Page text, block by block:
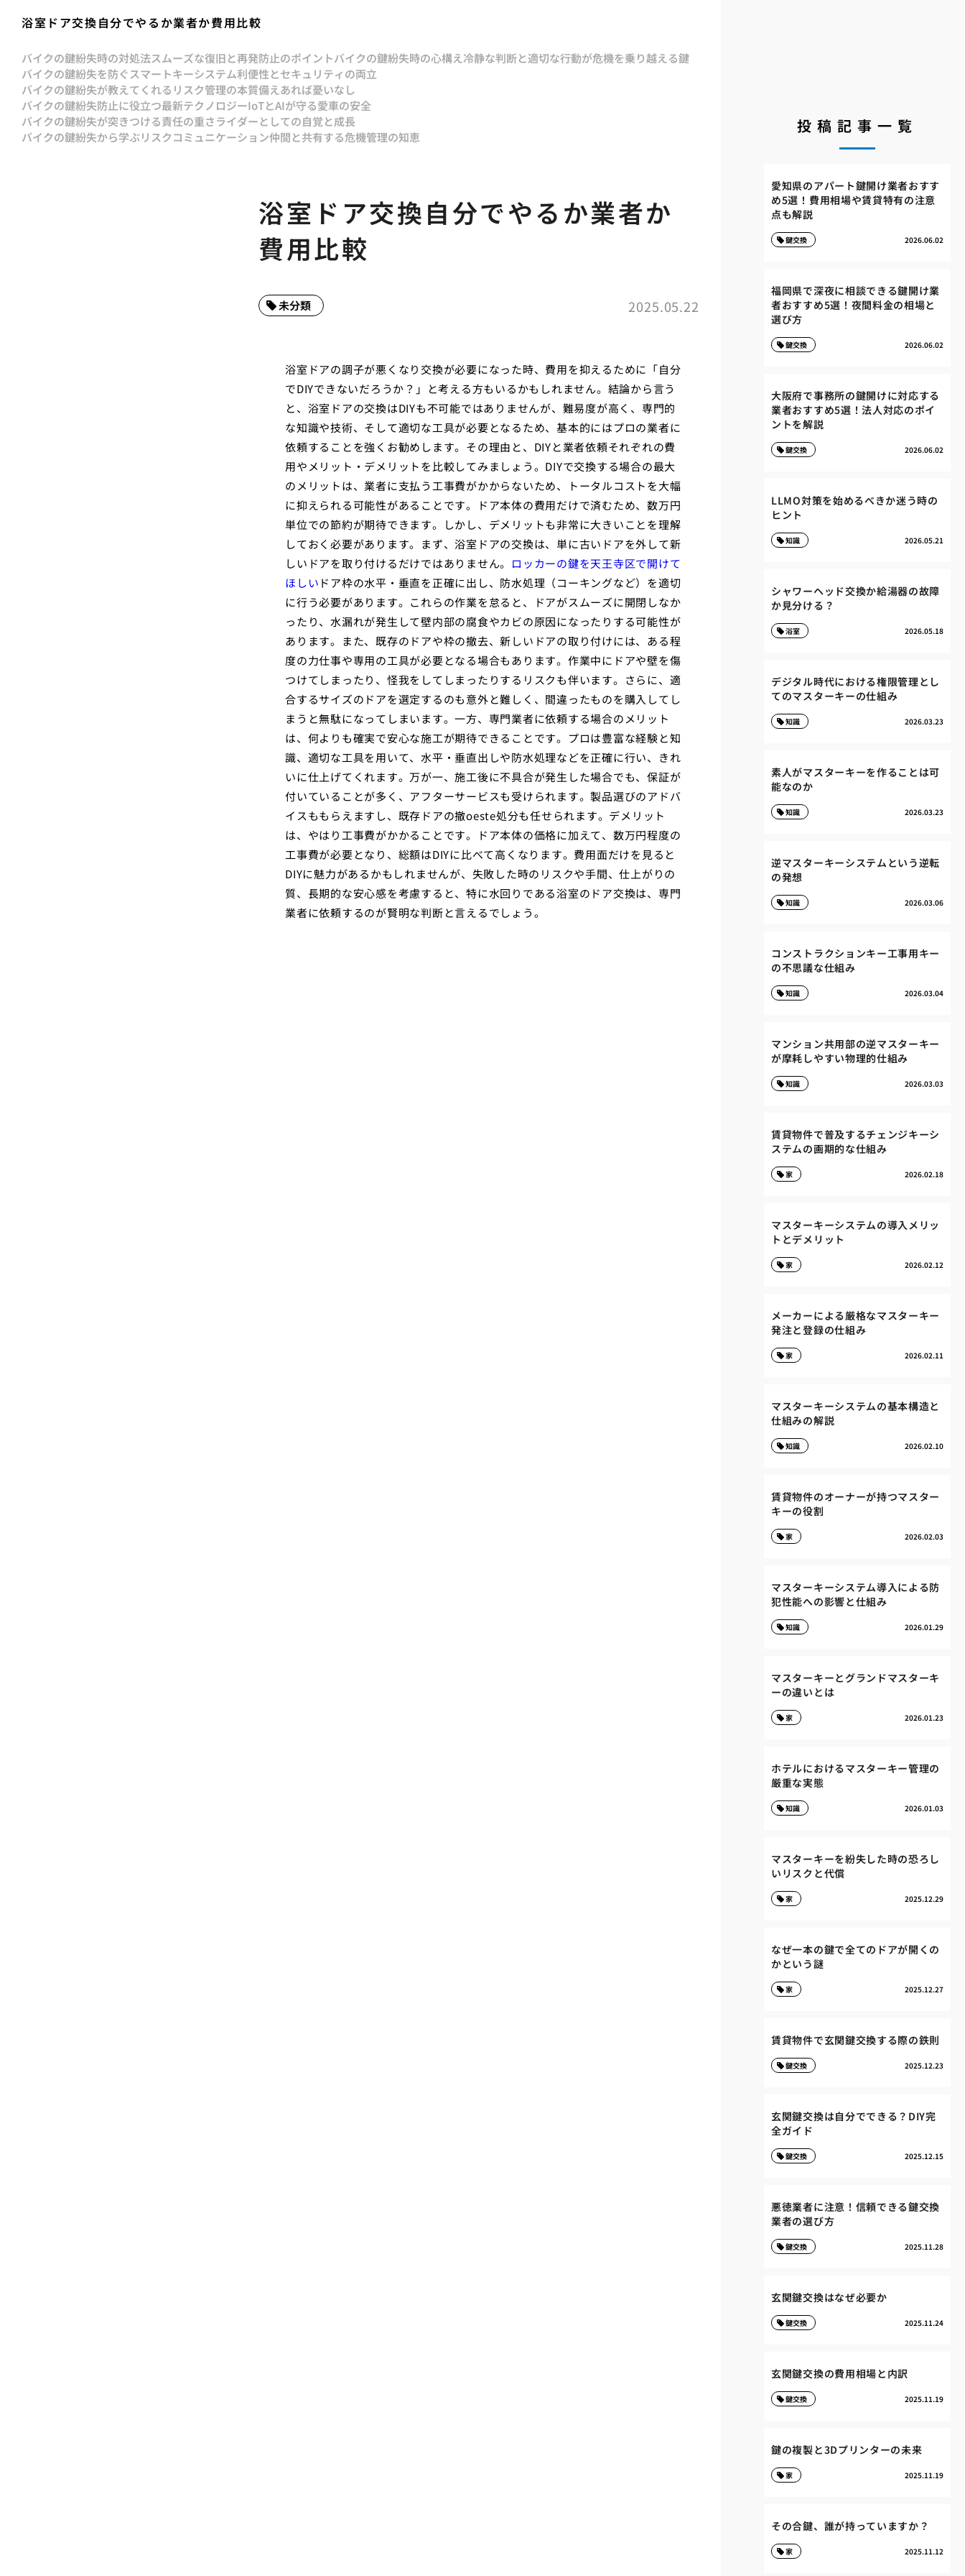
浴室ドア交換自分でやるか業者か費用比較
バイクの鍵紛失時の対処法スムーズな復旧と再発防止のポイントバイクの鍵紛失時の心構え冷静な判断と適切な行動が危機を乗り越える鍵
バイクの鍵紛失を防ぐスマートキーシステム利便性とセキュリティの両立
バイクの鍵紛失が教えてくれるリスク管理の本質備えあれば憂いなし
バイクの鍵紛失防止に役立つ最新テクノロジーIoTとAIが守る愛車の安全
バイクの鍵紛失が突きつける責任の重さライダーとしての自覚と成長
バイクの鍵紛失から学ぶリスクコミュニケーション仲間と共有する危機管理の知恵
浴室ドア交換自分でやるか業者か
費用比較
2025.05.22
未分類
浴室ドアの調子が悪くなり交換が必要になった時、費用を抑えるために「自分
でDIYできないだろうか？」と考える方もいるかもしれません。結論から言う
と、浴室ドアの交換はDIYも不可能ではありませんが、難易度が高く、専門的
な知識や技術、そして適切な工具が必要となるため、基本的にはプロの業者に
依頼することを強くお勧めします。その理由と、DIYと業者依頼それぞれの費
用やメリット・デメリットを比較してみましょう。DIYで交換する場合の最大
のメリットは、業者に支払う工事費がかからないため、トータルコストを大幅
に抑えられる可能性があることです。ドア本体の費用だけで済むため、数万円
単位での節約が期待できます。しかし、デメリットも非常に大きいことを理解
しておく必要があります。まず、浴室ドアの交換は、単に古いドアを外して新
しいドアを取り付けるだけではありません。 ロッカーの鍵を天王寺区で開けて
ほしい ドア枠の水平・垂直を正確に出し、防水処理（コーキングなど）を適切
に行う必要があります。これらの作業を怠ると、ドアがスムーズに開閉しなか
ったり、水漏れが発生して壁内部の腐食やカビの原因になったりする可能性が
あります。また、既存のドアや枠の撤去、新しいドアの取り付けには、ある程
度の力仕事や専用の工具が必要となる場合もあります。作業中にドアや壁を傷
つけてしまったり、怪我をしてしまったりするリスクも伴います。さらに、適
合するサイズのドアを選定するのも意外と難しく、間違ったものを購入してし
まうと無駄になってしまいます。一方、専門業者に依頼する場合のメリット
は、何よりも確実で安心な施工が期待できることです。プロは豊富な経験と知
識、適切な工具を用いて、水平・垂直出しや防水処理などを正確に行い、きれ
いに仕上げてくれます。万が一、施工後に不具合が発生した場合でも、保証が
付いていることが多く、アフターサービスも受けられます。製品選びのアドバ
イスももらえますし、既存ドアの撤oeste処分も任せられます。デメリット
は、やはり工事費がかかることです。ドア本体の価格に加えて、数万円程度の
工事費が必要となり、総額はDIYに比べて高くなります。費用面だけを見ると
DIYに魅力があるかもしれませんが、失敗した時のリスクや手間、仕上がりの
質、長期的な安心感を考慮すると、特に水回りである浴室のドア交換は、専門
業者に依頼するのが賢明な判断と言えるでしょう。
投稿記事一覧
愛知県のアパート鍵開け業者おすす
め5選！費用相場や賃貸特有の注意
点も解説
2026.06.02
鍵交換
福岡県で深夜に相談できる鍵開け業
者おすすめ5選！夜間料金の相場と
選び方
2026.06.02
鍵交換
大阪府で事務所の鍵開けに対応する
業者おすすめ5選！法人対応のポイ
ントを解説
2026.06.02
鍵交換
LLMO対策を始めるべきか迷う時の
ヒント
2026.05.21
知識
シャワーヘッド交換か給湯器の故障
か見分ける？
2026.05.18
浴室
デジタル時代における権限管理とし
てのマスターキーの仕組み
2026.03.23
知識
素人がマスターキーを作ることは可
能なのか
2026.03.23
知識
逆マスターキーシステムという逆転
の発想
2026.03.06
知識
コンストラクションキー工事用キー
の不思議な仕組み
2026.03.04
知識
マンション共用部の逆マスターキー
が摩耗しやすい物理的仕組み
2026.03.03
知識
賃貸物件で普及するチェンジキーシ
ステムの画期的な仕組み
2026.02.18
家
マスターキーシステムの導入メリッ
トとデメリット
2026.02.12
家
メーカーによる厳格なマスターキー
発注と登録の仕組み
2026.02.11
家
マスターキーシステムの基本構造と
仕組みの解説
2026.02.10
知識
賃貸物件のオーナーが持つマスター
キーの役割
2026.02.03
家
マスターキーシステム導入による防
犯性能への影響と仕組み
2026.01.29
知識
マスターキーとグランドマスターキ
ーの違いとは
2026.01.23
家
ホテルにおけるマスターキー管理の
厳重な実態
2026.01.03
知識
マスターキーを紛失した時の恐ろし
いリスクと代償
2025.12.29
家
なぜ一本の鍵で全てのドアが開くの
かという謎
2025.12.27
家
賃貸物件で玄関鍵交換する際の鉄則
2025.12.23
鍵交換
玄関鍵交換は自分でできる？DIY完
全ガイド
2025.12.15
鍵交換
悪徳業者に注意！信頼できる鍵交換
業者の選び方
2025.11.28
鍵交換
玄関鍵交換はなぜ必要か
2025.11.24
鍵交換
玄関鍵交換の費用相場と内訳
2025.11.19
鍵交換
鍵の複製と3Dプリンターの未来
2025.11.19
家
その合鍵、誰が持っていますか？
2025.11.12
家